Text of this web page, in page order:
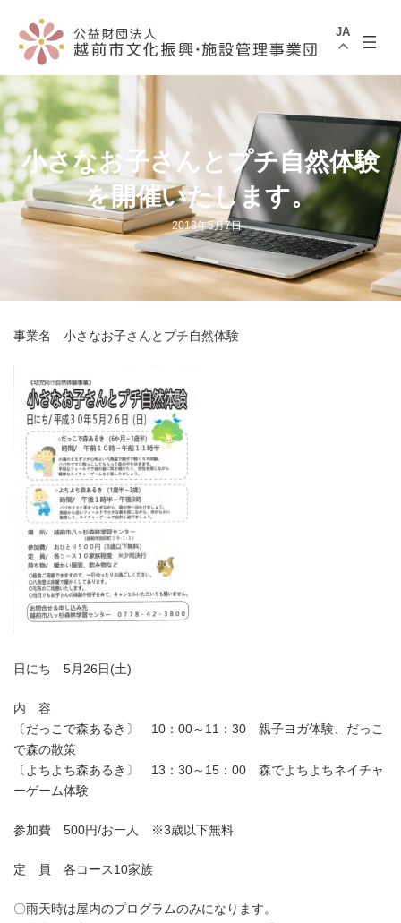
へ
ス
キ
ッ
プ
ョ
ン
に
移
動
JA
小さなお子さんとプチ自然体験
を開催いたします。
2018年5月7日
事業名 小さなお子さんとプチ自然体験
日にち 5月26日(土)
内 容
〔だっこで森あるき〕 10：00～11：30 親子ヨガ体験、だっこ
で森の散策
〔よちよち森あるき〕 13：30～15：00 森でよちよちネイチャ
ーゲーム体験
参加費 500円/お一人 ※3歳以下無料
定 員 各コース10家族
〇雨天時は屋内のプログラムのみになります。